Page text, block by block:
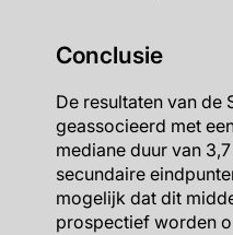
Conclusie
De resultaten van de
geassocieerd met
mediane duur van
secundaire
mogelijk dat dit
prospectief worden